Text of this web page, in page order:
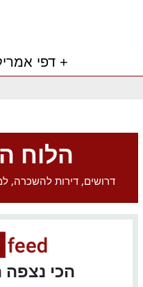
דפי אמריקה - חפש בית עסק +
הלוח
דרושים, דירות להשכרה,
הכי